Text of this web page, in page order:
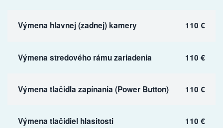
Výmena hlavnej (zadnej) kamery 110 €
Výmena stredového rámu zariadenia 110 €
Výmena tlačidla zapínania (Power Button) 110 €
Výmena tlačidiel hlasitosti 110 €